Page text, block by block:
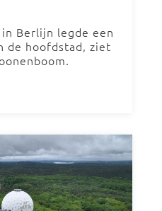
Berlijn legde een
de hoofdstad, ziet